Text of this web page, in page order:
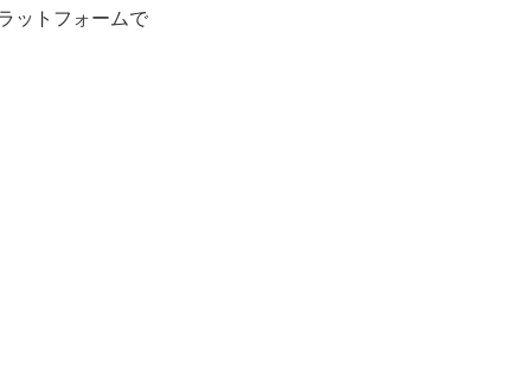
ットフォームで